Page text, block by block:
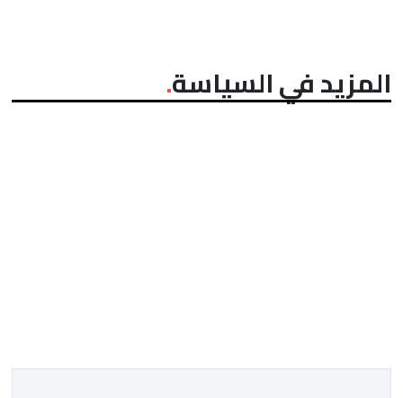
المزيد في السياسة